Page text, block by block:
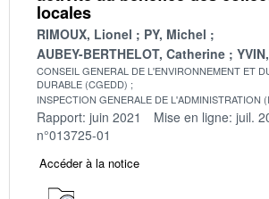
locales
RIMOUX, Lionel
PY, Michel
AUBEY-BERTHELOT, Catherine
CONSEIL GENERAL DE L'ENVIRONNEMENT ET
DURABLE (CGEDD)
INSPECTION GENERALE DE L'ADMINISTRATION
Rapport: juin 2021 Mise en ligne: juil.
n°013725-01
Accéder à la notice